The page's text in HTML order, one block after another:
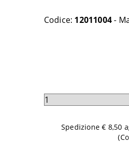
Codice: 12011004-
Seleziona
aggiungere
Spedizione € 8,50